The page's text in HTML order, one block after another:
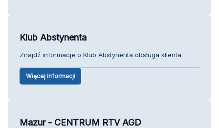
Klub Abstynenta
Znajdź informacje o Klub Abstynenta obsługa klienta.
Więcej informacji
Mazur - CENTRUM RTV AGD